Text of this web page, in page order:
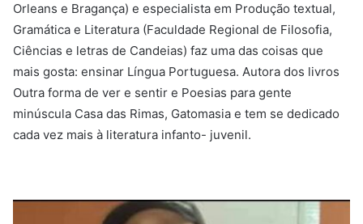
Orleans e Bragança) e especialista em Produção textual,
Gramática e Literatura (Faculdade Regional de Filosofia,
Ciências e letras de Candeias) faz uma das coisas que
mais gosta: ensinar Língua Portuguesa. Autora dos livros
Outra forma de ver e sentir e Poesias para gente
minúscula Casa das Rimas, Gatomasia e tem se dedicado
cada vez mais à literatura infanto- juvenil.